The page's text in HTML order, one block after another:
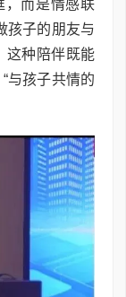
，而是情感联
孩子的朋友与
这种陪伴既能
与孩子共情的